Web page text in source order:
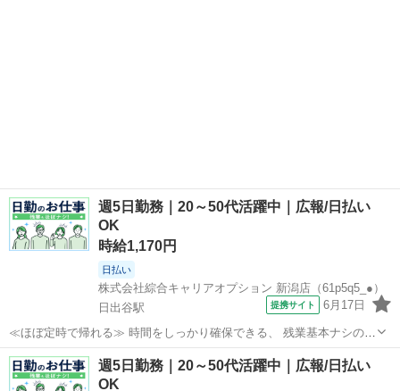
週5日勤務｜20～50代活躍中｜広報/日払い
OK
時給1,170円
日払い
株式会社綜合キャリアオプション 新潟店（61p5q5_●）
日出谷駅
提携サイト 6月17日
≪ほぼ定時で帰れる≫ 時間をしっかり確保できる、 残業基本ナシのお
仕事♪ オンとオフをきっちり切り替えたい方にオススメ！ ≪週休2日制
≫ 週末は家族や友人と一緒にプライベート満喫！ ≪ラクラク制服アリ
≫ 制服があるので、 毎...
新潟 東蒲原郡 日出谷駅
週5日勤務｜20～50代活躍中｜広報/日払い
OK